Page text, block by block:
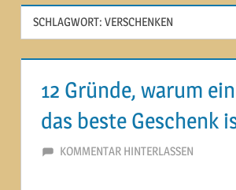
SCHLAGWORT: VERSCHENKEN
12 Gründe, warum
das beste Geschenk
19. MÄRZ 2015
MARTINA BERG
KOMMENTAR HINTERLASSEN